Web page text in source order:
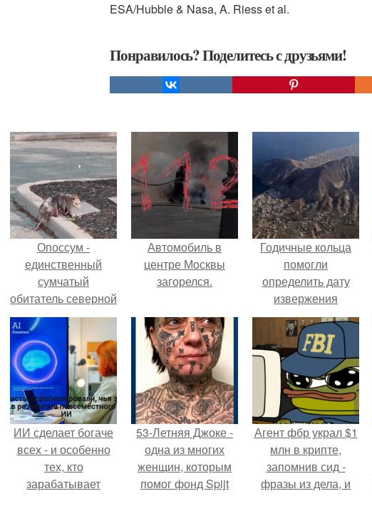
ESA/Hubble & Nasa, A. Riess et al.
Понравилось? Поделитесь с друзьями!
Опоссум -
единственный
сумчатый
обитатель северной
америки.
Автомобиль в
центре Москвы
загорелся.
Годичные кольца
помогли
определить дату
извержения
вулкана тира в
Греции.
ИИ сделает богаче
всех - и особенно
тех, кто
зарабатывает
53-Летняя Джоке -
одна из многих
женщин, которым
помог фонд Spijt
Агент фбр украл $1
млн в крипте,
запомнив сид -
фразы из дела, и